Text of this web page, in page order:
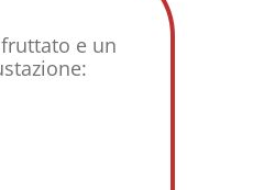
e un